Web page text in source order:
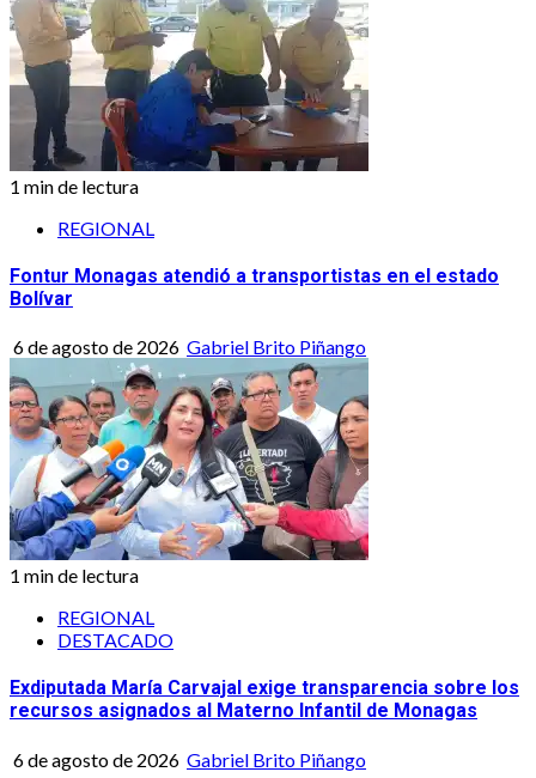
1 min de lectura
REGIONAL
Fontur Monagas atendió a transportistas en el estado
Bolívar
6 de agosto de 2026 Gabriel Brito Piñango
1 min de lectura
REGIONAL
DESTACADO
Exdiputada María Carvajal exige transparencia sobre los
recursos asignados al Materno Infantil de Monagas
6 de agosto de 2026 Gabriel Brito Piñango